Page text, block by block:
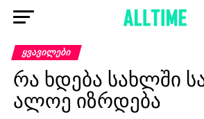
ᲧᲕᲐᲕᲘᲚᲔᲑᲘ
რა ხდება სახლში
ალოე იზრდება